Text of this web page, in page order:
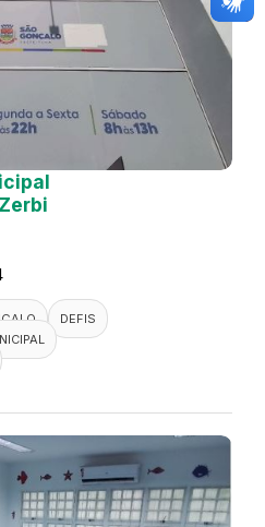
DEFIS